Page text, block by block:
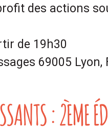
des actions
de 19h30
69005 Lyon,
: 2ÈME